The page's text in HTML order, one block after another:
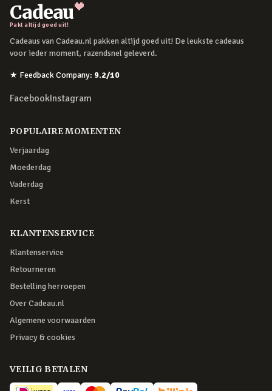
Cadeau
Pakt altijd goed uit!
Cadeaus van Cadeau.nl pakken altijd goed uit! De leukste cadeaus
voor ieder moment, razendsnel geleverd.
★ Feedback Company: 9.2/10
FacebookInstagram
POPULAIRE MOMENTEN
Verjaardag
Moederdag
Vaderdag
Kerst
KLANTENSERVICE
Klantenservice
Retourneren
Bestelling herroepen
Over Cadeau.nl
Algemene voorwaarden
Privacy & cookies
VEILIG BETALEN